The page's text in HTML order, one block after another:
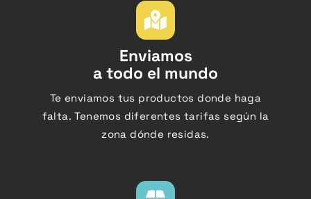
Enviamos
a todo el mundo
Te enviamos tus productos donde haga
falta.Tenemos diferentes tarifas según la
zona dónde residas.